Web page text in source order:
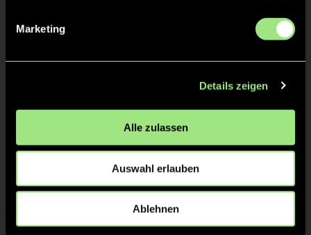
Marketing
Details zeigen
Alle zulassen
Auswahl erlauben
Ablehnen
8' TOR 2:0, FELDTOR
EllaK.